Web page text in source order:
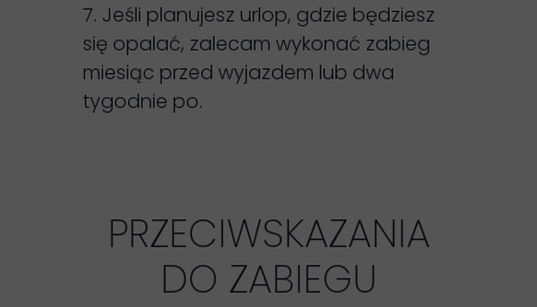
7. Jeśli planujesz urlop, gdzie będziesz
się opalać, zalecam wykonać zabieg
miesiąc przed wyjazdem lub dwa
tygodnie po.
PRZECIWSKAZANIA
DO ZABIEGU